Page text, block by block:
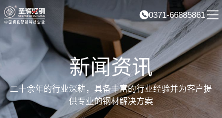
0371-66885861
新闻资讯
二十余年的行业深耕，具备丰富的行业经验并为客户提
供专业的钢材解决方案